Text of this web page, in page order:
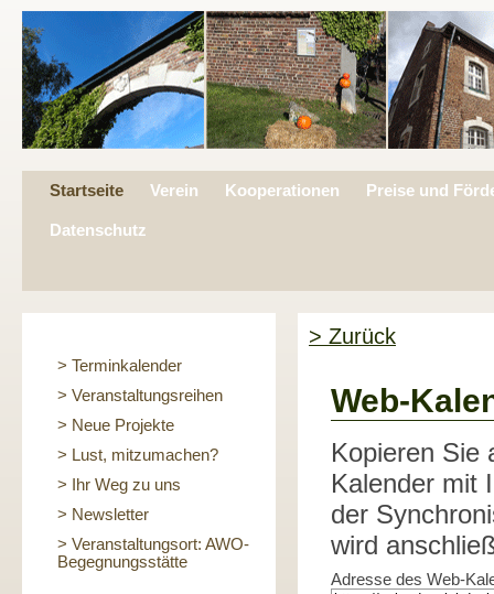
Startseite Verein Kooperationen Preise und
Datenschutz
> Terminkalender
> Veranstaltungsreihen
> Neue Projekte
> Lust, mitzumachen?
> Ihr Weg zu uns
> Newsletter
> Veranstaltungsort: AWO-
Begegnungsstätte
> Zurück
Web-
Kopieren Sie
Kalender mit
der
wird
Adresse des Web-